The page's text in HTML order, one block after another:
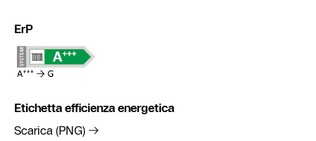
ErP
Etichetta efficienza energetica
Scarica (PNG)